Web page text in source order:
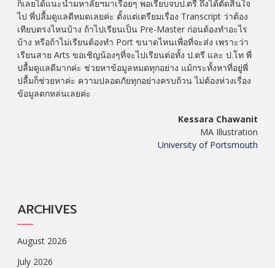
ก็เลยได้แนะนำมหาลัยฯมาเรื่อยๆ พอเรียบจบป.ตรี ถึงได้ตัดสินใจ
ไป พี่ปลื้มดูแลดีหมดเลยค่ะ ตั้งแต่เตรียมเรื่อง Transcript ว่าต้อง
เทียบตรงไหนบ้าง ถ้าไปเรียนเป็น Pre-Master ก่อนต้องทำอะไร
บ้าง หรือถ้าไม่เรียนต้องทำ Port ขนาดไหนเพื่อที่จะส่ง เพราะว่า
เรียนสาย Arts ขอเชิญน้องๆที่จะไปเรียนต่อทั้ง ป.ตรี และ ป.โท พี่
ปลื้มดูแลดีมากค่ะ ช่วยหาข้อมูลหมดทุกอย่าง แม้กระทั้งหาที่อยู่พี่
ปลื้มก็ช่วยหาค่ะ ความปลอดภัยทุกอย่างครบถ้วน ไม่ต้องห่วงเรื่อง
ข้อมูลตกหล่นเลยค่ะ
Kessara Chawanit
MA Illustration
University of Portsmouth
ARCHIVES
August 2026
July 2026